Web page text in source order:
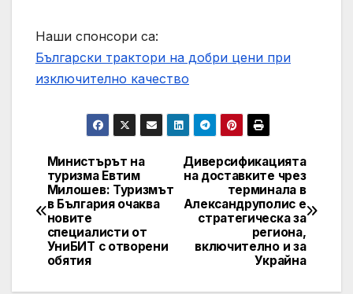
Наши спонсори са:
Български трактори на добри цени при
изключително качество
Post
navigation
Диверсификацията
на доставките чрез
терминала в
Александруполис е
стратегическа за
региона,
включително и за
Украйна
Министърът на
туризма Евтим
Милошев: Туризмът
в България очаква
новите
специалисти от
УниБИТ с отворени
обятия